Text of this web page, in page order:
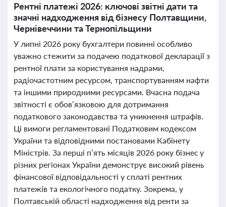
Рентні платежі 2026: ключові звітні дати та
значні надходження від бізнесу Полтавщини,
Чернівеччини та Тернопільщини
У липні 2026 року бухгалтери повинні особливо
уважно стежити за подачею податкової декларації з
рентної плати за користування надрами,
радіочастотним ресурсом, транспортуванням нафти
та іншими природними ресурсами. Вчасна подача
звітності є обов’язковою для дотримання
податкового законодавства та уникнення штрафів.
Ці вимоги регламентовані Податковим кодексом
України та відповідними постановами Кабінету
Міністрів. За перші п’ять місяців 2026 року бізнес у
різних регіонах України демонструє високий рівень
фінансової відповідальності у сплаті рентних
платежів та екологічного податку. Зокрема, у
Полтавській області надходження від ренти за